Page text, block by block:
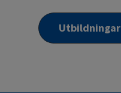
Utbildningar